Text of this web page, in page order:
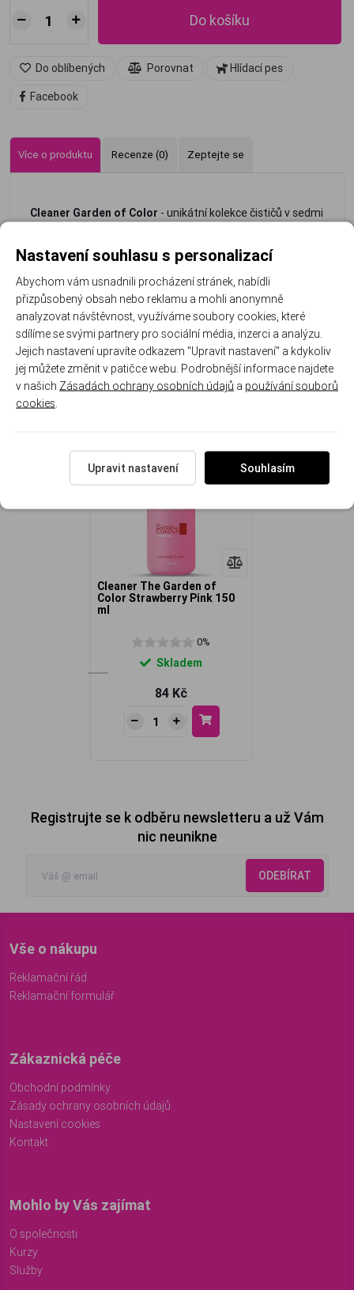
Do košíku
Do oblíbených Porovnat
Hlídací pes
Facebook
Více o produktu Recenze (0) Zeptejte se
Cleaner Garden of Color - unikátní kolekce čističů v sedmi
postup odmaštění nehtové ploténky příjemnější a
užitečnější. Účinně odstraňuje veškeré tuky z povrchu
přírodního nehtu, čímž zvyšuje přilnavost gelové nebo
akrylové hmoty i disperzní vrstvu zbývající po vytvrzení.
Cleaner The Garden of
Color Strawberry Pink 150
ml
0%
Skladem
84 Kč
Registrujte se k odběru newsletteru a už Vám
nic neunikne
ODEBÍRAT
Vše o nákupu
Reklamační řád
Reklamační formulář
Zákaznická péče
Obchodní podmínky
Zásady ochrany osobních údajů
Nastavení cookies
Kontakt
Mohlo by Vás zajímat
O společnosti
Kurzy
Služby
Nastavení souhlasu s personalizací
Abychom vám usnadnili procházení stránek, nabídli
přizpůsobený obsah nebo reklamu a mohli anonymně
analyzovat návštěvnost, využíváme soubory cookies, které
sdílíme se svými partnery pro sociální média, inzerci a analýzu.
Jejich nastavení upravíte odkazem "Upravit nastavení" a kdykoliv
jej můžete změnit v patičce webu. Podrobnější informace najdete
v našich Zásadách ochrany osobních údajů a používání souborů
cookies
Upravit nastavení Souhlasím